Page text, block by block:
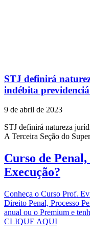
STJ definirá
indébita
9 de abril de 2023
STJ definirá natureza
A Terceira Seção do
Curso de Penal,
Execução?
Conheça o Curso Prof.
Direito Penal, Processo
anual ou o Premium e
CLIQUE AQUI